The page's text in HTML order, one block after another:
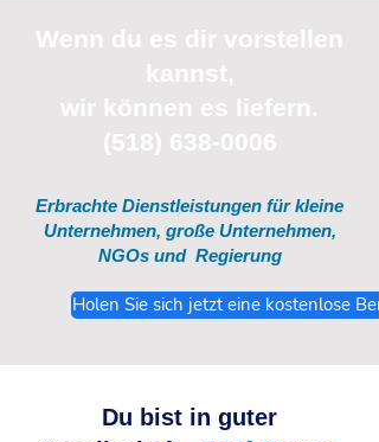
Wenn du es dir vorstellen
kannst,
wir können es liefern.
(518) 638-0006
Erbrachte Dienstleistungen für kleine
Unternehmen, große Unternehmen,
NGOs und Regierung
Holen Sie sich jetzt eine kostenlose
Du bist in guter